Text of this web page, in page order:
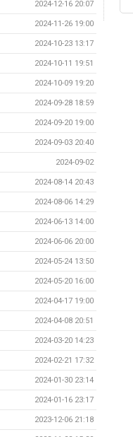
2024-12-16 20:07
2024-11-26 19:00
2024-10-23 13:17
2024-10-11 19:51
2024-10-09 19:20
2024-09-28 18:59
2024-09-20 19:00
2024-09-03 20:40
2024-09-02
2024-08-14 20:43
2024-08-06 14:29
2024-06-13 14:00
2024-06-06 20:00
2024-05-24 13:50
2024-05-20 16:00
2024-04-17 19:00
2024-04-08 20:51
2024-03-20 14:23
2024-02-21 17:32
2024-01-30 23:14
2024-01-16 23:17
2023-12-06 21:18